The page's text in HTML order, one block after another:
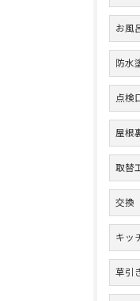
お風
防水
点検
屋根
取替
交換
キッ
草引